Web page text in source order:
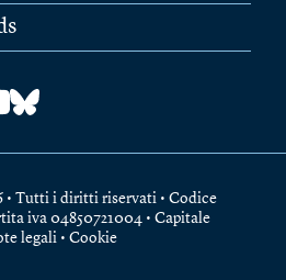
• Tutti i diritti riservati • Codice
iva 04850721004 • Capitale
legali • Cookie